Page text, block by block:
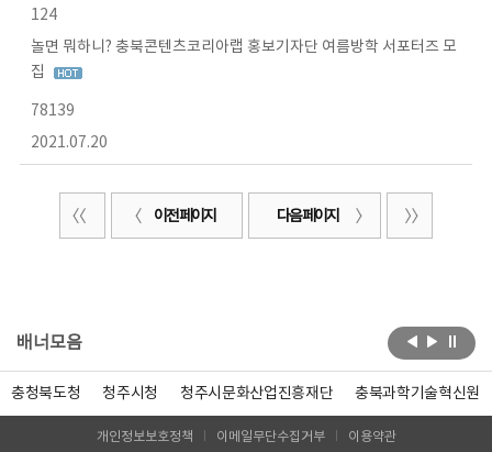
124
놀면 뭐하니? 충북콘텐츠코리아랩 홍보기자단 여름방학 서포터즈 모
집
78139
2021.07.20
이전 페이지 다음 페이지
배너모음
충청북도청 청주시청 청주시문화산업진흥재단 충북과학기술혁신원
개인정보보호정책 이메일무단수집거부 이용약관